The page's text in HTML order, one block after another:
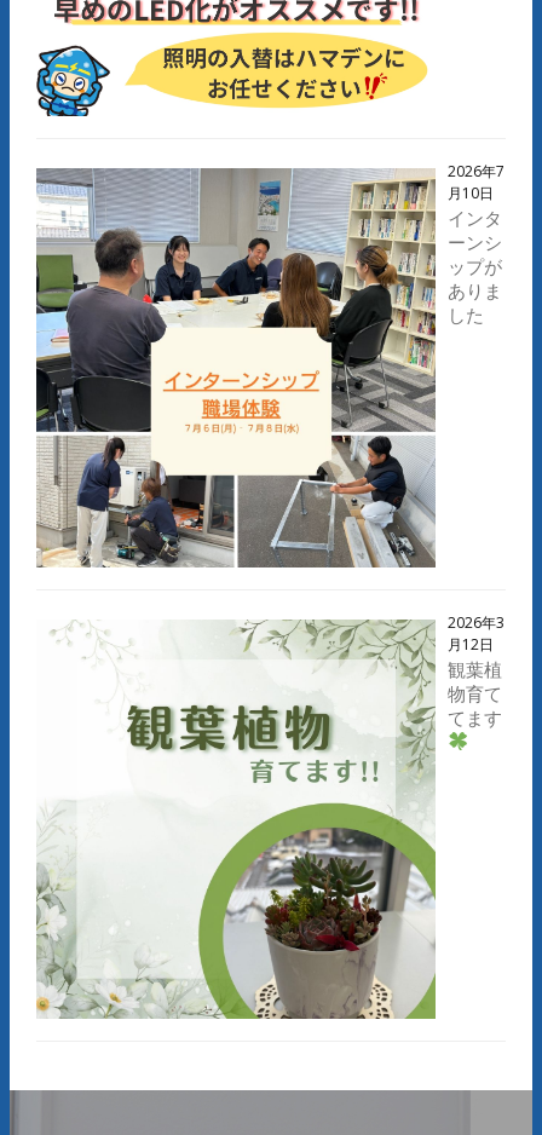
2026年7
月10日
インタ
ーンシ
ップが
ありま
した
2026年3
月12日
観葉植
物育て
てます